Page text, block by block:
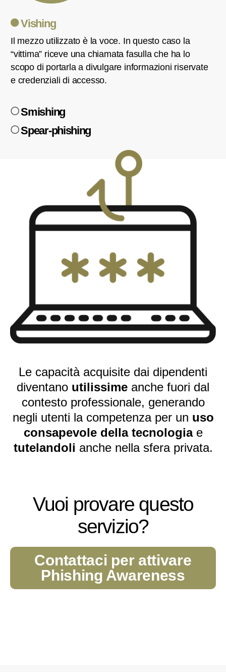
Vishing
Il mezzo utilizzato è la voce. In questo caso la
“vittima” riceve una chiamata fasulla che ha lo
scopo di portarla a divulgare informazioni riservate
e credenziali di accesso.
Smishing
Spear-phishing
Le capacità acquisite dai dipendenti
diventano utilissime anche fuori dal
contesto professionale, generando
negli utenti la competenza per un uso
consapevole della tecnologiae
tutelandoli anche nella sfera privata.
Vuoi provare questo
servizio?
Contattaci per attivare
Phishing Awareness